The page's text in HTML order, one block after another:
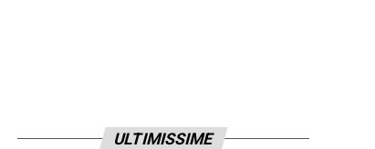
ULTIMISSIME